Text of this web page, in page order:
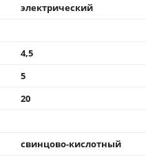
электрический
4,5
5
20
свинцово-кислотный